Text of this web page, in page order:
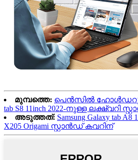
മുമ്പത്തെ: പെൻസിൽ ഹോൾഡറുള്ള
tab S8 11inch 2022-നുള്ള ലക്ഷ്വറി
അടുത്തത്: Samsung Galaxy tab A8
X205 Origami സ്റ്റാൻഡ് കവറിന്